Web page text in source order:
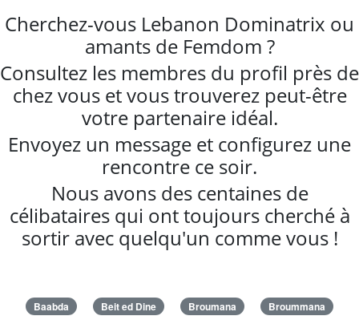
Cherchez-vous Lebanon Dominatrix ou
amants de Femdom ?
Consultez les membres du profil près de
chez vous et vous trouverez peut-être
votre partenaire idéal.
Envoyez un message et configurez une
rencontre ce soir.
Nous avons des centaines de
célibataires qui ont toujours cherché à
sortir avec quelqu'un comme vous !
Baabda Beit ed Dine Broumana Broummana